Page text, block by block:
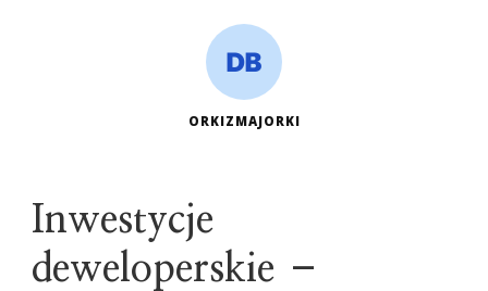
ORKIZMAJORKI
Inwestycje
deweloperskie –